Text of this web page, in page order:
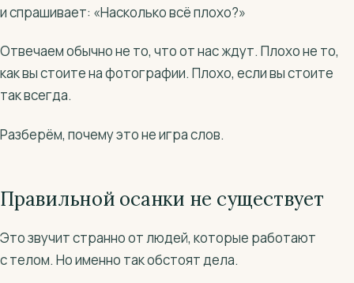
и спрашивает: «Насколько всё плохо?»
Отвечаем обычно не то, что от нас ждут. Плохо не то,
как вы стоите на фотографии. Плохо, если вы стоите
так всегда.
Разберём, почему это не игра слов.
Правильной осанки не существует
Это звучит странно от людей, которые работают
с телом. Но именно так обстоят дела.